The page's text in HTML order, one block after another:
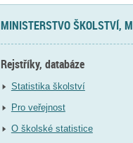
MINISTERSTVO ŠKOLSTVÍ,
Rejstříky, databáze
Statistika školství
Pro veřejnost
O školské statistice